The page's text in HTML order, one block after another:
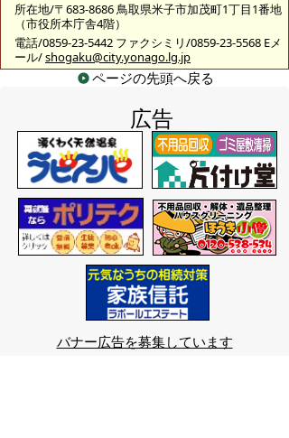
所在地/〒683-8686 鳥取県米子市加茂町1丁目1番地
（市役所本庁舎4階）
電話/0859-23-5442 ファクシミリ/0859-23-5568 Eメ
ール/shogaku@city.yonago.lg.jp
ページの先頭へ戻る
広告
バナー広告を募集しています